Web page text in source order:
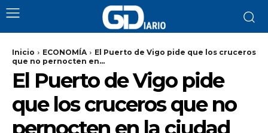
Inicio ECONOMÍA
El Puerto de Vigo pide que los cruceros
que no pernocten en...
El Puerto de Vigo pide
que los cruceros que no